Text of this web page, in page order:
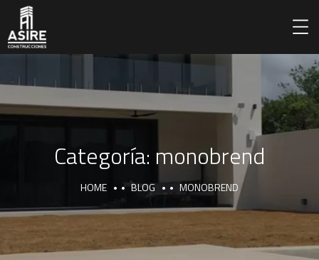
Categoría: monobrend
HOME BLOG MONOBREND